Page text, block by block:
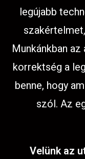
legújabb
Munkánkban
korrektség a
benne, hogy
szól. Az
Velünk az